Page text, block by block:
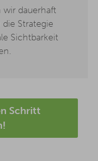
wir dauerhaft
Strategie
Sichtbarkeit
Schritt